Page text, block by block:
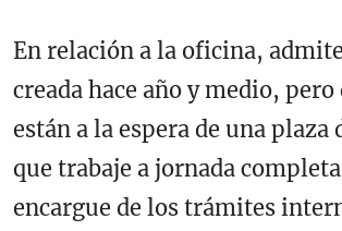
En relación a la oficina,
creada hace año y medio,
están a la espera de una plaza
que trabaje a jornada
encargue de los trámites